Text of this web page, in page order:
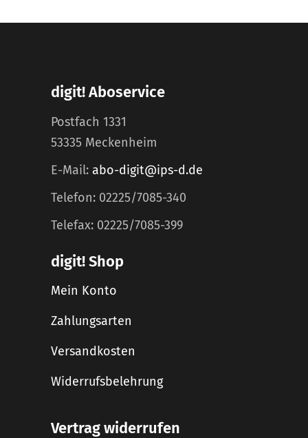
digit! Aboservice
Postfach 1331
53335 Meckenheim
E-Mail: abo-digit@ips-d.de
Telefon: 02225/7085-340
Telefax: 02225/7085-399
digit! Shop
Mein Konto
Zahlungsarten
Versandkosten
Widerrufsbelehrung
Vertrag widerrufen